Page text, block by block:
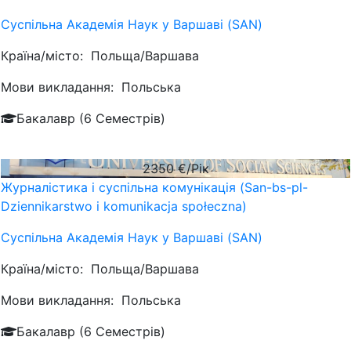
Суспільна Академія Наук у Варшаві (SAN)
Країна/місто: Польща/Варшава
Мови викладання: Польська
Бакалавр (6 Семестрів)
2350€/Рік
Журналістика і суспільна комунікація (San-bs-pl-
Dziennikarstwo i komunikacja społeczna)
Суспільна Академія Наук у Варшаві (SAN)
Країна/місто: Польща/Варшава
Мови викладання: Польська
Бакалавр (6 Семестрів)